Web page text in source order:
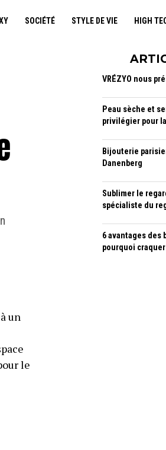
SOCIÉTÉ STYLE DE VIE HIGH
un
le
VRÉZYO nous
Peau sèche et
privilégier pour
Bijouterie
Danenberg
Sublimer le
spécialiste du
6 avantages des
pourquoi